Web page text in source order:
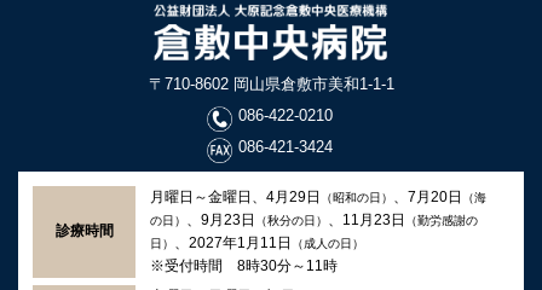
〒710-8602 岡山県倉敷市美和1-1-1
086-422-0210
086-421-3424
診療時間
月曜日～金曜日、4月29日 （昭和の日） 、7月20日
（海
の日）
、9月23日 （秋分の日） 、11月23日
（勤労感謝の
日）
、2027年1月11日 （成人の日）
※受付時間 8時30分～11時